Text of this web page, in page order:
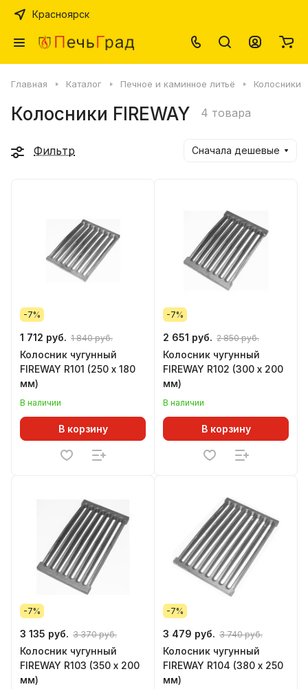
Красноярск
Главная Каталог Печное и каминное литьё Колосники
Колосники FIREWAY 4 товара
Фильтр Сначала дешевые
-7%
1 712 руб. 1 840 руб.
Колосник чугунный
FIREWAY R101 (250 х 180
мм)
В наличии
В корзину
-7%
2 651 руб. 2 850 руб.
Колосник чугунный
FIREWAY R102 (300 х 200
мм)
В наличии
В корзину
-7%
3 135 руб. 3 370 руб.
Колосник чугунный
FIREWAY R103 (350 х 200
мм)
-7%
3 479 руб. 3 740 руб.
Колосник чугунный
FIREWAY R104 (380 х 250
мм)